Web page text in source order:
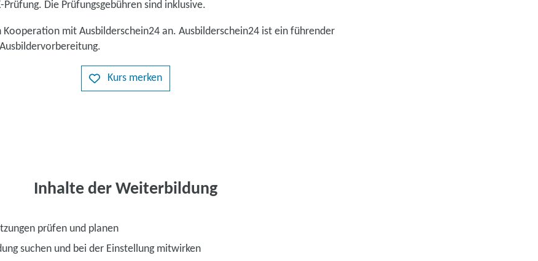
Die Prüfungsgebühren sind inklusive.
Kooperation mit Ausbilderschein24 an. Ausbilderschein24 ist ein führender
Kurs merken
Inhalte der Weiterbildung
prüfen und planen
suchen und bei der Einstellung mitwirken